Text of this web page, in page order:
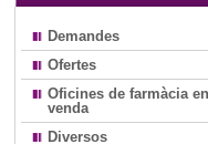
Demandes
Ofertes
Oficines de farmàcia en
venda
Diversos